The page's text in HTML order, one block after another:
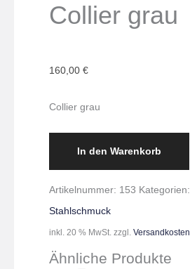
Collier grau
160,00 €
Collier grau
In den Warenkorb
Artikelnummer: 153 Kategorien:
Stahlschmuck
inkl. 20 % MwSt. zzgl. Versandkosten
Ähnliche Produkte